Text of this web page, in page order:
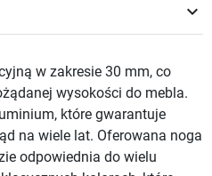
keyboard_arrow_down
w zakresie 30 mm, co
wysokości do mebla.
które gwarantuje
na wiele lat. Oferowana noga
odpowiednia do wielu